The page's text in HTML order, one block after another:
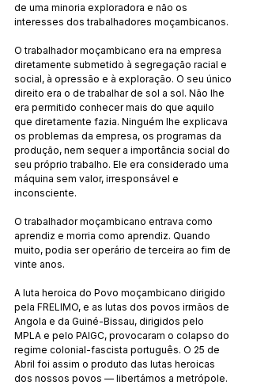
de uma minoria exploradora e não os
interesses dos trabalhadores moçambicanos.
O trabalhador moçambicano era na empresa
diretamente submetido à segregação racial e
social, à opressão e à exploração. O seu único
direito era o de trabalhar de sol a sol. Não lhe
era permitido conhecer mais do que aquilo
que diretamente fazia. Ninguém lhe explicava
os problemas da empresa, os programas da
produção, nem sequer a importância social do
seu próprio trabalho. Ele era considerado uma
máquina sem valor, irresponsável e
inconsciente.
O trabalhador moçambicano entrava como
aprendiz e morria como aprendiz. Quando
muito, podia ser operário de terceira ao fim de
vinte anos.
A luta heroica do Povo moçambicano dirigido
pela FRELIMO, e as lutas dos povos irmãos de
Angola e da Guiné-Bissau, dirigidos pelo
MPLA e pelo PAIGC, provocaram o colapso do
regime colonial-fascista português. O 25 de
Abril foi assim o produto das lutas heroicas
dos nossos povos — libertámos a metrópole.